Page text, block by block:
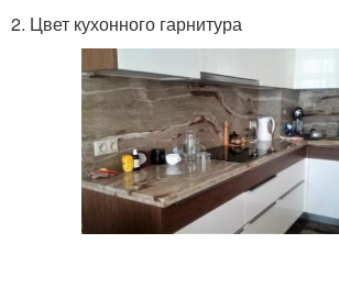
2. Цвет кухонного гарнитура